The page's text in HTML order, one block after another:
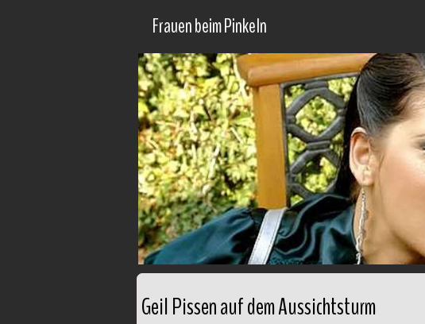
Frauen beim Pinkeln
Geil Pissen auf dem Aussichtsturm